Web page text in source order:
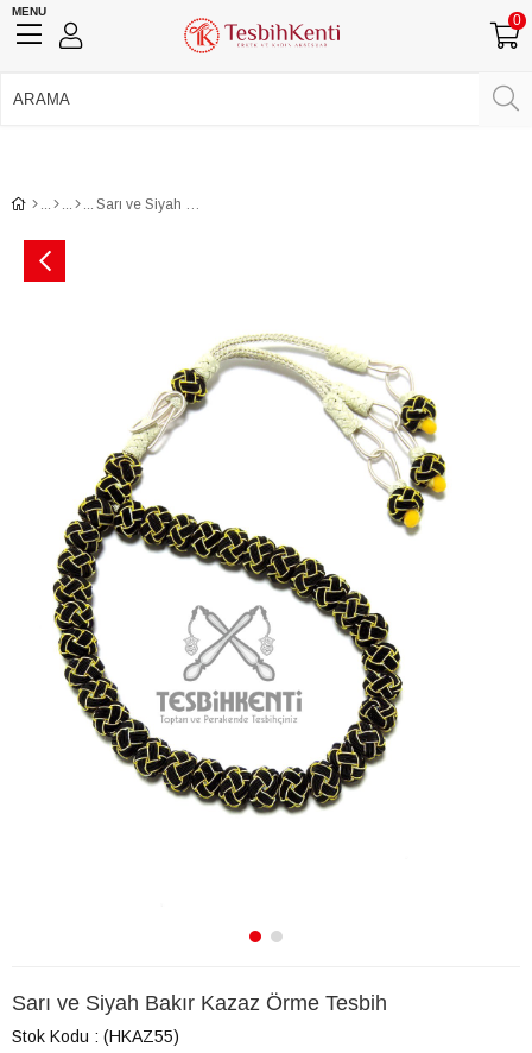
MENU
0
Sarı ve Siyah Bakır Kazaz Örme Tesbih
Sarı ve Siyah Bakır Kazaz Örme Tesbih
Stok Kodu
(HKAZ55)